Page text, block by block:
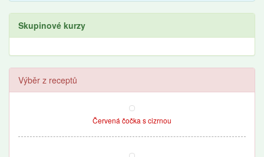
Skupinové kurzy
Výběr z receptů
Červená čočka s cizrnou